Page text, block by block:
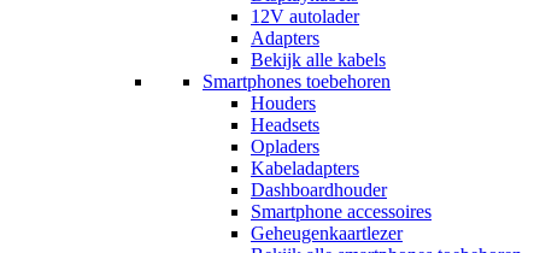
12V autolader
Adapters
Bekijk alle kabels
Smartphones toebehoren
Houders
Headsets
Opladers
Kabeladapters
Dashboardhouder
Smartphone accessoires
Geheugenkaartlezer